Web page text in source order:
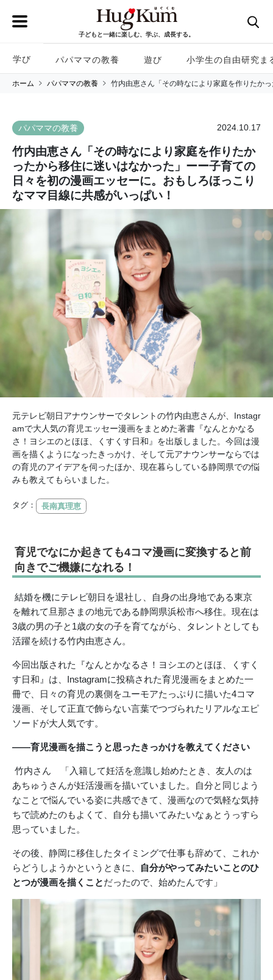
子どもと一緒に楽しむ、学ぶ、成長する。
学び パパママの教養 遊び 小学生の自由研究ま
ホーム パパママの教養 竹内由恵さん「その時なにより家庭を作りたか
パパママの教養 2024.10.17
竹内由恵さん「その時なにより家庭を作りたか
ったから移住に迷いはなかった」ーー子育ての
日々を初の漫画エッセーに。おもしろほっこり
なママ目線に共感がいっぱい！
元テレビ朝日アナウンサーでタレントの竹内由恵さんが、Instagr
amで大人気の育児エッセー漫画をまとめた著書『なんとかなる
さ！ヨシエのとほほ、くすくす日和』を出版しました。今回は漫
画を描くようになったきっかけ、そして元アナウンサーならでは
の育児のアイデアを伺ったほか、現在暮らしている静岡県での悩
みも教えてもらいました。
タグ： 長南真理恵
育児でなにか起きても4コマ漫画に変換すると前
向きでご機嫌になれる！
結婚を機にテレビ朝日を退社し、自身の出身地である東京
を離れて旦那さまの地元である静岡県浜松市へ移住。現在は
3歳の男の子と1歳の女の子を育てながら、タレントとしても
活躍を続ける竹内由恵さん。
今回出版された『なんとかなるさ！ヨシエのとほほ、くすく
す日和』は、Instagramに投稿された育児漫画をまとめた一
冊で、日々の育児の裏側をユーモアたっぷりに描いた4コマ
漫画、そして正直で飾らない言葉でつづられたリアルなエピ
ソードが大人気です。
――育児漫画を描こうと思ったきっかけを教えてください
竹内さん 「入籍して妊活を意識し始めたとき、友人のは
あちゅうさんが妊活漫画を描いていました。自分と同じよう
なことで悩んでいる姿に共感できて、漫画なので気軽な気持
ちで読めたのもよくて、自分も描いてみたいなぁとうっすら
思っていました。
その後、静岡に移住したタイミングで仕事も辞めて、これか
らどうしようかというときに、
自分がやってみたいことのひ
とつが漫画を描くことだったので、始めたんです」